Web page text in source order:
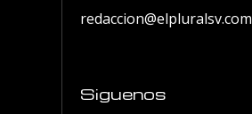
redaccion@elpluralsv.com
Siguenos